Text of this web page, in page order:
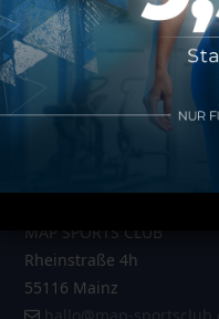
Quelle Bilder und Text:
Kontakt
MAP SPORTS CLUB
Rheinstraße 4h
55116 Mainz